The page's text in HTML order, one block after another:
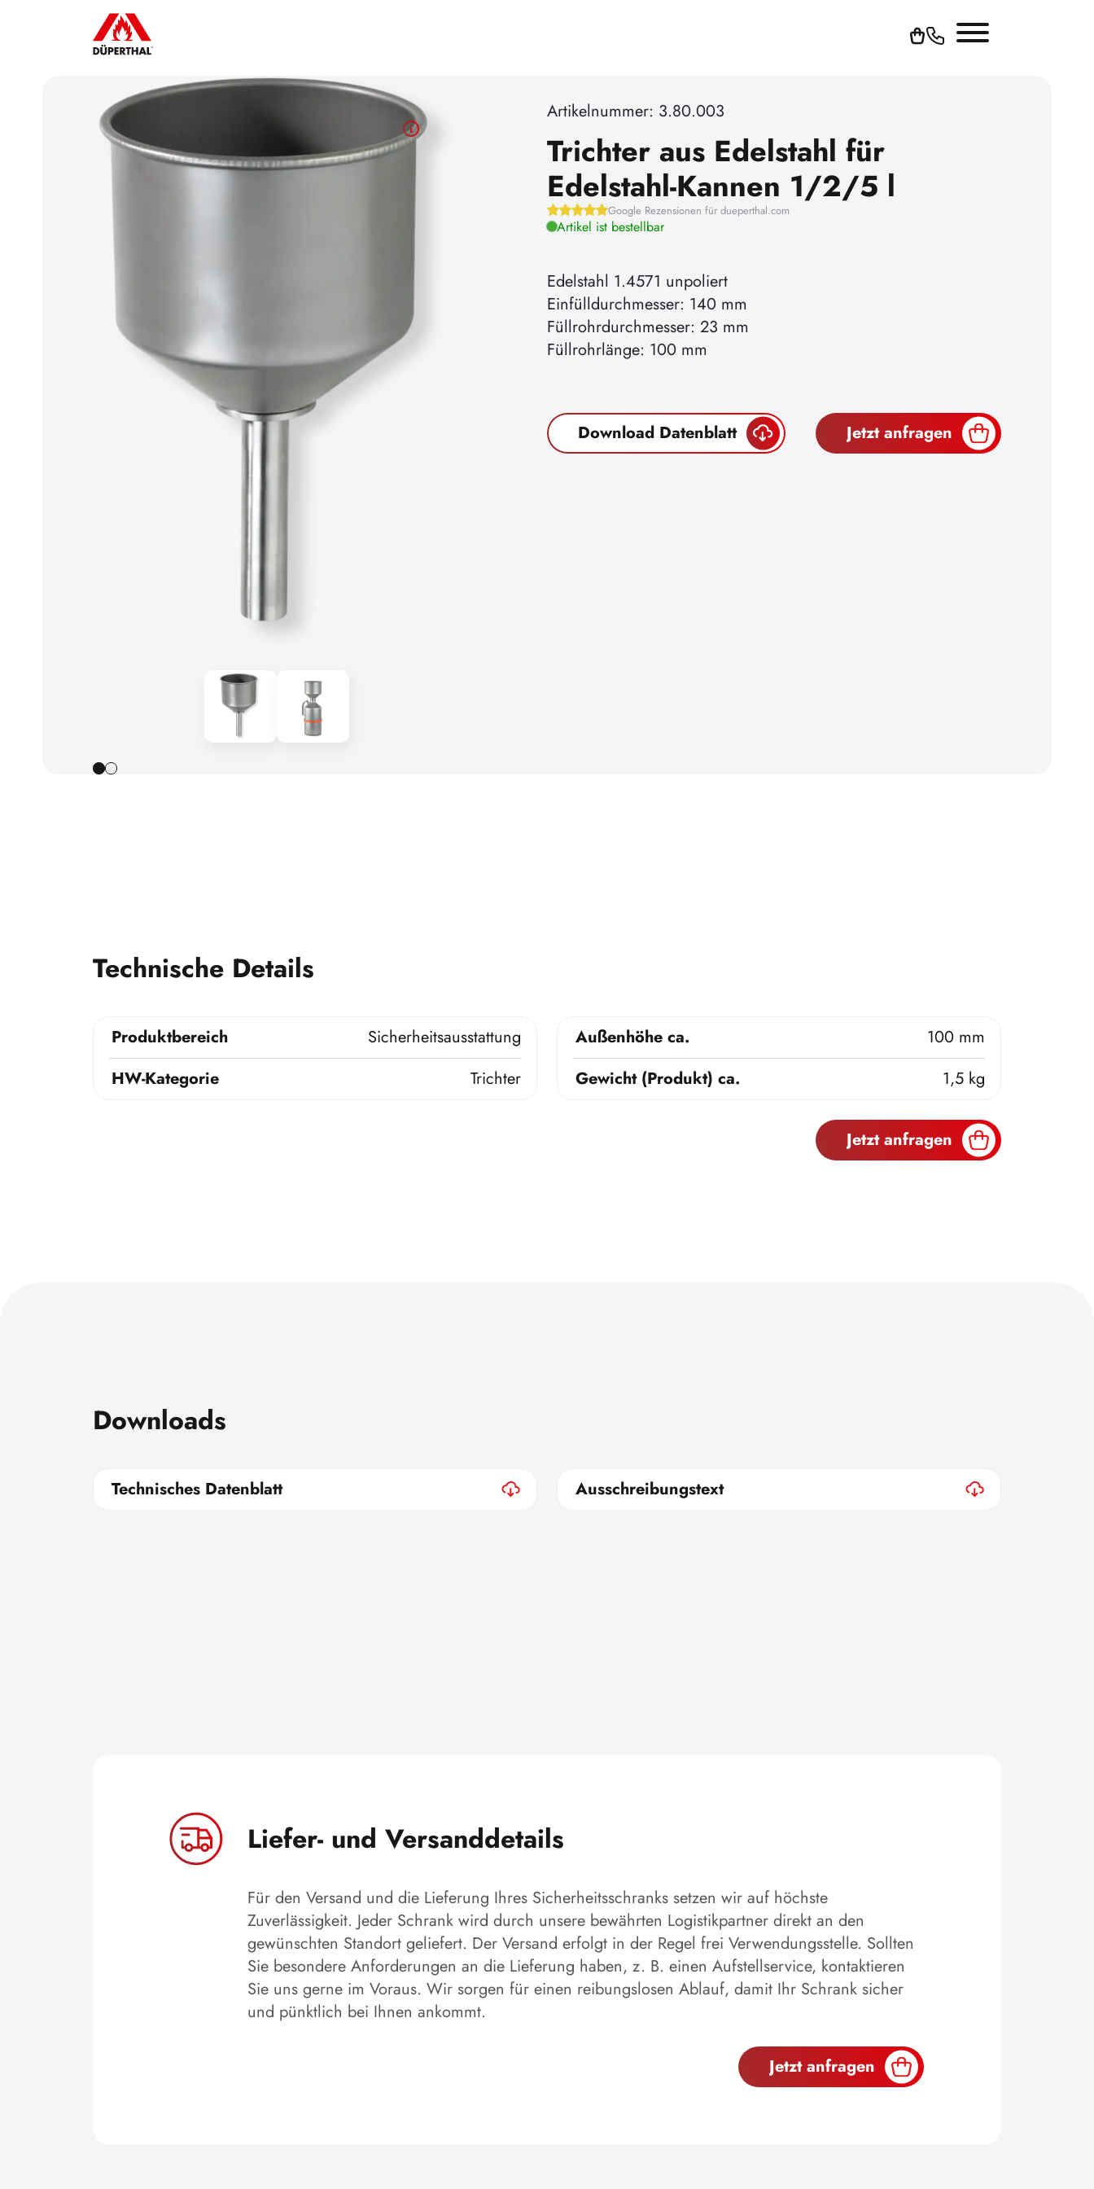
Artikelnummer: 3.80.003
Trichter aus Edelstahl für
Edelstahl-Kannen 1/2/5 l
Google Rezensionen für dueperthal.com
Artikel ist bestellbar
Edelstahl 1.4571 unpoliert
Einfülldurchmesser: 140 mm
Füllrohrdurchmesser: 23 mm
Füllrohrlänge: 100 mm
Download Datenblatt Jetzt anfragen
Technische Details
Produktbereich
Sicherheitsausstattung
HW-Kategorie
Trichter
Außenhöhe ca.
100 mm
Gewicht (Produkt) ca.
1,5 kg
Jetzt anfragen
Downloads
Technisches Datenblatt Ausschreibungstext
Liefer- und Versanddetails
Für den Versand und die Lieferung Ihres Sicherheitsschranks setzen wir auf höchste
Zuverlässigkeit. Jeder Schrank wird durch unsere bewährten Logistikpartner direkt an den
gewünschten Standort geliefert. Der Versand erfolgt in der Regel frei Verwendungsstelle. Sollten
Sie besondere Anforderungen an die Lieferung haben, z. B. einen Aufstellservice, kontaktieren
Sie uns gerne im Voraus. Wir sorgen für einen reibungslosen Ablauf, damit Ihr Schrank sicher
und pünktlich bei Ihnen ankommt.
Jetzt anfragen